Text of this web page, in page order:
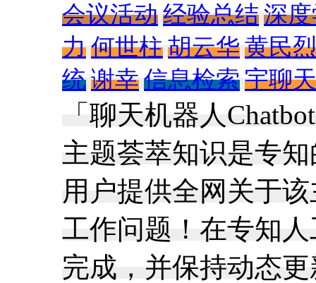
会议活动经验总结深
力何世柱胡云华黄民烈
统谢幸信息检索宇聊天
「聊天机器人
主题荟萃知识是专
用户提供全网关于
工作问题！在专知
完成，并保持动态